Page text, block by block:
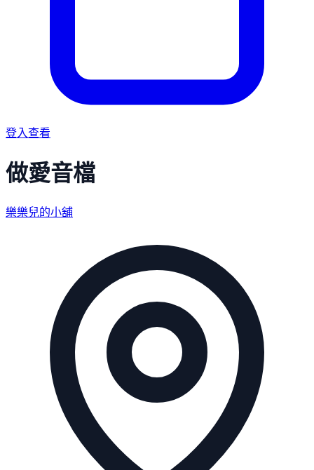
登入查看
做愛音檔
樂樂兒的小舖